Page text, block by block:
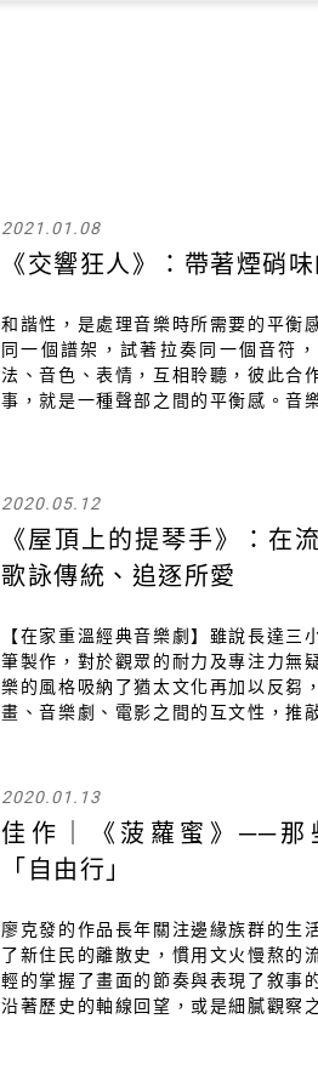
2021.01.08
《交響狂人》：帶著煙硝
和諧性，是處理音樂時所需要的平衡
同一個譜架，試著拉奏同一個音符
法、音色、表情，互相聆聽，彼此合
事，就是一種聲部之間的平衡感。音
2020.05.12
《屋頂上的提琴手》：在
歌詠傳統、追逐所愛
【在家重溫經典音樂劇】雖說長達三
筆製作，對於觀眾的耐力及專注力無
樂的風格吸納了猶太文化再加以反芻
畫、音樂劇、電影之間的互文性，推
香。
2020.01.13
佳作｜《菠蘿蜜》──那
「自由行」
廖克發的作品長年關注邊緣族群的生
了新住民的離散史，慣用文火慢熬的
輕的掌握了畫面的節奏與表現了敘事
沿著歷史的軸線回望，或是細膩觀察